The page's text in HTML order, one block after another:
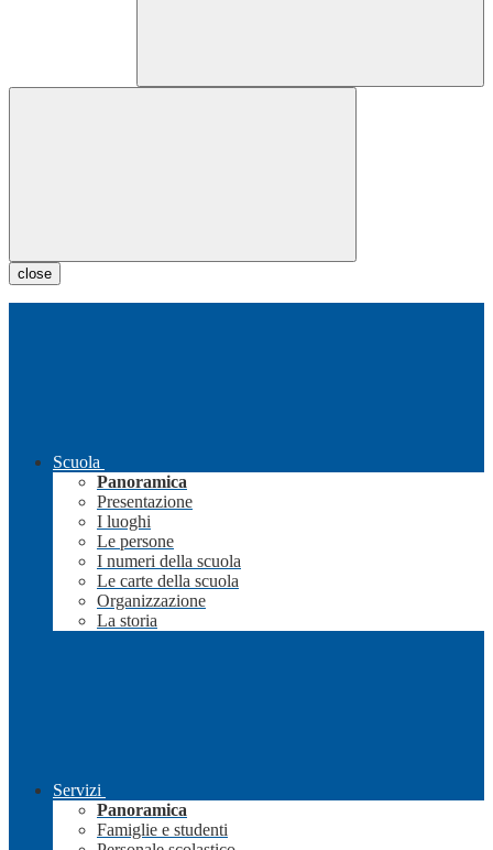
close
Scuola
Panoramica
Presentazione
I luoghi
Le persone
I numeri della scuola
Le carte della scuola
Organizzazione
La storia
Servizi
Panoramica
Famiglie e studenti